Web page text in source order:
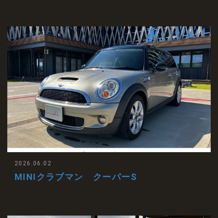
MINIクラブマン クーパーS
2026.06.02